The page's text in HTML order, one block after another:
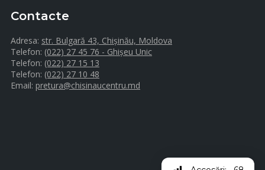
Contacte
Adresa: str. Bulgară 43, Chișinău, Moldova
Telefon: (022) 27 45 76 - Ghișeu Unic
Telefon: (022) 27 15 13
Telefon: (022) 27 10 48
Email: pretura@chisinaucentru.md